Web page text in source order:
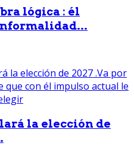
lógica : él
la elección de